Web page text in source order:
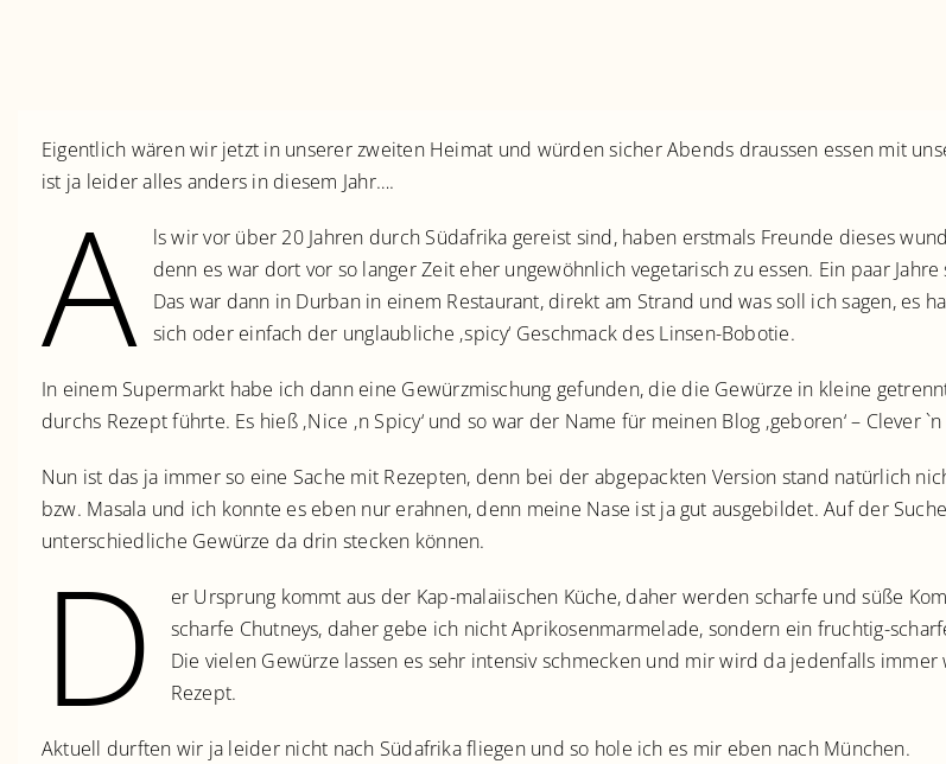
Eigentlich wären wir jetzt in unserer zweiten Heimat und würden sicher Abends draussen essen mit
ist ja leider alles anders in diesem Jahr….
A
ls wir vor über 20 Jahren durch Südafrika gereist sind, haben erstmals Freunde dieses
denn es war dort vor so langer Zeit eher ungewöhnlich vegetarisch zu essen. Ein paar
Das war dann in Durban in einem Restaurant, direkt am Strand und was soll ich sagen, es
sich oder einfach der unglaubliche ‚spicy‘ Geschmack des Linsen-Bobotie.
In einem Supermarkt habe ich dann eine Gewürzmischung gefunden, die die Gewürze in kleine
durchs Rezept führte. Es hieß ‚Nice ‚n Spicy‘ und so war der Name für meinen Blog ‚geboren‘ – Clever
Nun ist das ja immer so eine Sache mit Rezepten, denn bei der abgepackten Version stand natürlich
bzw. Masala und ich konnte es eben nur erahnen, denn meine Nase ist ja gut ausgebildet. Auf der
unterschiedliche Gewürze da drin stecken können.
D
er Ursprung kommt aus der Kap-malaiischen Küche, daher werden scharfe und süße
scharfe Chutneys, daher gebe ich nicht Aprikosenmarmelade, sondern ein fruchtig-
Die vielen Gewürze lassen es sehr intensiv schmecken und mir wird da jedenfalls
Rezept.
Aktuell durften wir ja leider nicht nach Südafrika fliegen und so hole ich es mir eben nach München.